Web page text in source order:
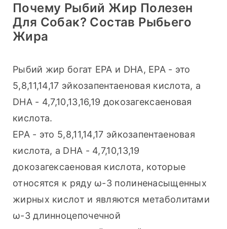
Почему Рыбий Жир Полезен
Для Собак? Состав Рыбьего
Жира
Рыбий жир богат EPA и DHA, EPA - это
5,8,11,14,17 эйкозапентаеновая кислота, а
DHA - 4,7,10,13,16,19 докозагексаеновая
кислота.
EPA - это 5,8,11,14,17 эйкозапентаеновая
кислота, а DHA - 4,7,10,13,19
докозагексаеновая кислота, которые
относятся к ряду ω-3 полиненасыщенных
жирных кислот и являются метаболитами
ω-3 длинноцепочечной